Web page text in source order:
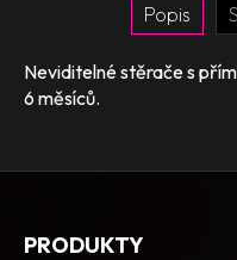
Popis
Neviditelné stěrače s
6 měsíců.
PRODUKTY